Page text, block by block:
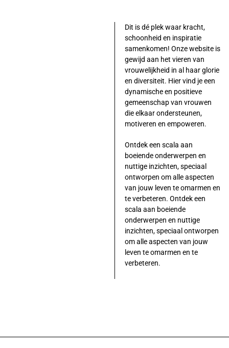
Dit is dé plek waar kracht,
schoonheid en inspiratie
samenkomen! Onze website is
gewijd aan het vieren van
vrouwelijkheid in al haar glorie
en diversiteit. Hier vind je een
dynamische en positieve
gemeenschap van vrouwen
die elkaar ondersteunen,
motiveren en empoweren.
Ontdek een scala aan
boeiende onderwerpen en
nuttige inzichten, speciaal
ontworpen om alle aspecten
van jouw leven te omarmen en
te verbeteren. Ontdek een
scala aan boeiende
onderwerpen en nuttige
inzichten, speciaal ontworpen
om alle aspecten van jouw
leven te omarmen en te
verbeteren.